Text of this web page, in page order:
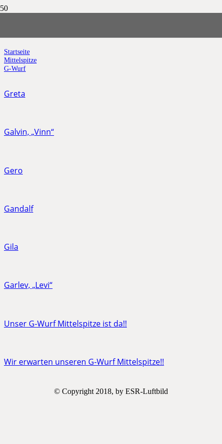
Startseite
Mittelspitze
G-Wurf
Greta
Galvin, „Vinn“
Gero
Gandalf
Gila
Garlev, „Levi“
Unser G-Wurf Mittelspitze ist da!!
Wir erwarten unseren G-Wurf Mittelspitze!!
© Copyright 2018, by ESR-Luftbild